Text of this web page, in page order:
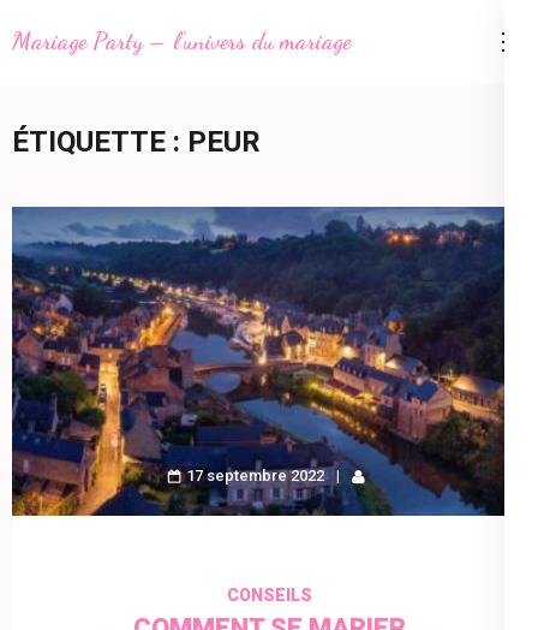
au
(Pressez
Entrée)
Mariage Party – l'univers du mariage
ÉTIQUETTE : PEUR
17 septembre 2022
CONSEILS